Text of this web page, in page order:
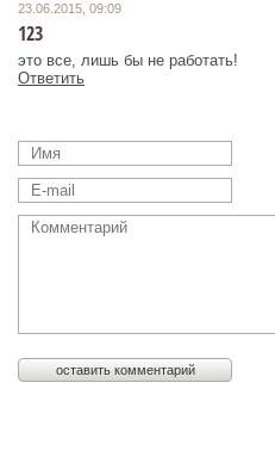
23.06.2015, 09:09
123
это все, лишь бы не работать!
Ответить